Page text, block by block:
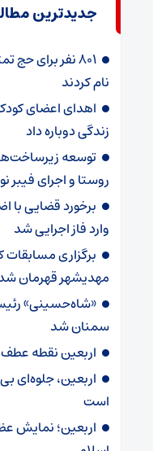
جدیدترین
نام کردند
زندگی دوباره داد
روستا و اجرای فیبر
برخورد قضایی با
وارد فاز اجرایی شد
برگزاری
مهدیشهر قهرمان
«شاه‌حسینی»
سمنان شد
اربعین نقطه
اربعین، جلوه‌ای
است
اربعین؛ نمایش